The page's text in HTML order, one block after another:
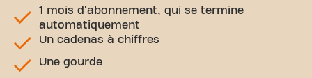
1 mois d'abonnement, qui se termine
automatiquement
Un cadenas à chiffres
Une gourde